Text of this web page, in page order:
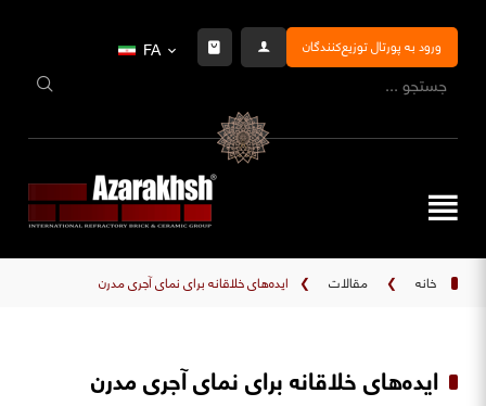
ورود به پورتال توزیع‌کنندگان FA
خانه ❯ مقالات ❯ ایده‌های خلاقانه برای نمای آجری مدرن
ایده‌های خلاقانه برای نمای آجری مدرن